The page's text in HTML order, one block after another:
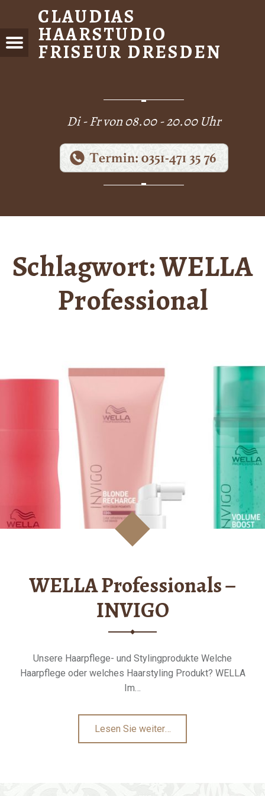
CLAUDIAS
HAARSTUDIO
FRISEUR DRESDEN
Menu
Di - Fr von 08.00 - 20.00 Uhr
Schlagwort:WELLA
Professional
WELLA Professionals –
INVIGO
Unsere Haarpflege- und Stylingprodukte Welche
Haarpflege oder welches Haarstyling Produkt? WELLA
Im…
Lesen Sie weiter"WELLA
Professionals
…